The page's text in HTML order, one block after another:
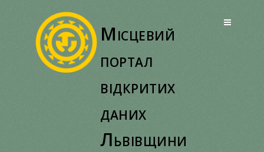
Місцевий
портал
відкритих
даних
Львівщини